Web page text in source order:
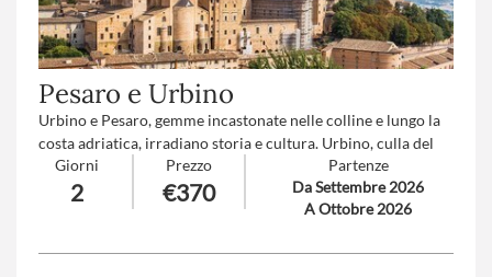
Pesaro e Urbino
Urbino e Pesaro, gemme incastonate nelle colline e lungo la
costa adriatica, irradiano storia e cultura. Urbino, culla del
Rinascimento e città natale di Raffaello. Pesaro, città di
Rossini e Capitale Italiana della Cultura 2024, vanta un ricco
patrimonio musicale e una vivace scena culturale.
Giorni
2
Prezzo
€370
Partenze
Da Settembre 2026
A Ottobre 2026